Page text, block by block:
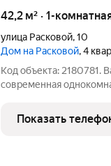
42,2 м² · 1-
улица Расковой,10
Дом на Расковой, 4
Код объекта: 2180781.
современная
Квартира
что позволяет сразу
Показать